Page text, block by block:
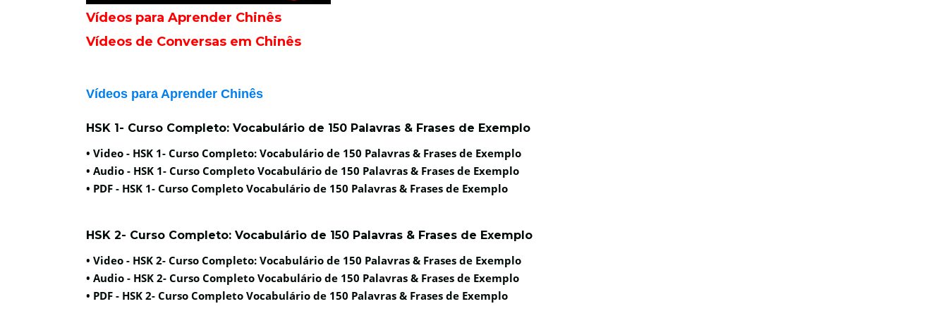
Vídeos para Aprender Chinês
Vídeos de Conversas em Chinês
Vídeos para Aprender Chinês
HSK 1- Curso Completo: Vocabulário de 150 Palavras & Frases de Exemplo
• Video - HSK 1- Curso Completo: Vocabulário de 150 Palavras & Frases de Exemplo
• Audio - HSK 1- Curso Completo Vocabulário de 150 Palavras & Frases de Exemplo
• PDF - HSK 1- Curso Completo Vocabulário de 150 Palavras & Frases de Exemplo
HSK 2- Curso Completo: Vocabulário de 150 Palavras & Frases de Exemplo
• Video - HSK 2- Curso Completo: Vocabulário de 150 Palavras & Frases de Exemplo
• Audio - HSK 2- Curso Completo Vocabulário de 150 Palavras & Frases de Exemplo
• PDF - HSK 2- Curso Completo Vocabulário de 150 Palavras & Frases de Exemplo